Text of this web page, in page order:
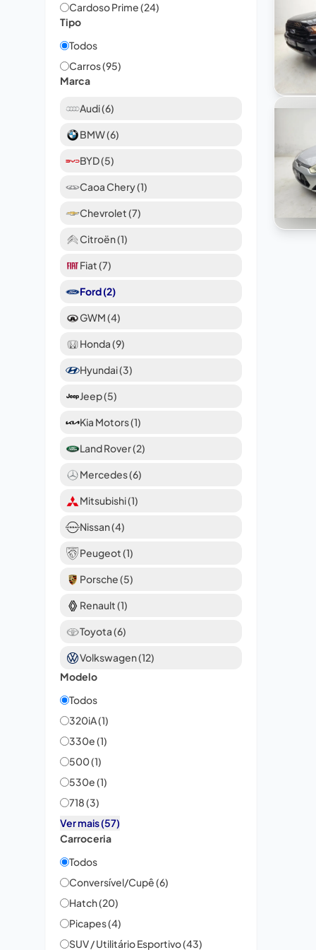
Cardoso Prime (24)
Tipo
Todos
Carros (95)
Marca
Audi (6)
BMW (6)
BYD (5)
Caoa Chery (1)
Chevrolet (7)
Citroën (1)
Fiat (7)
Ford (2)
GWM (4)
Honda (9)
Hyundai (3)
Jeep (5)
Kia Motors (1)
Land Rover (2)
Mercedes (6)
Mitsubishi (1)
Nissan (4)
Peugeot (1)
Porsche (5)
Renault (1)
Toyota (6)
Volkswagen (12)
Modelo
Todos
320iA (1)
330e (1)
500 (1)
530e (1)
718 (3)
Ver mais (57)
Carroceria
Todos
Conversível/Cupê (6)
Hatch (20)
Picapes (4)
SUV / Utilitário Esportivo (43)